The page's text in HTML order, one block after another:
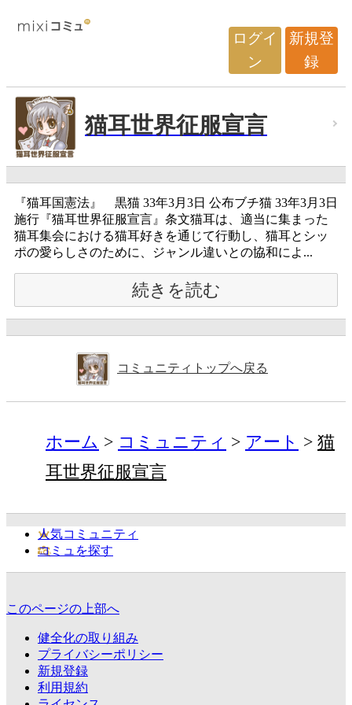
ログイ
ン
新規登
録
猫耳世界征服宣言
『猫耳国憲法』 黒猫 33年3月3日 公布ブチ猫 33年3月3日
施行『猫耳世界征服宣言』条文猫耳は、適当に集まった
猫耳集会における猫耳好きを通じて行動し、猫耳とシッ
ポの愛らしさのために、ジャンル違いとの協和によ...
続きを読む
コミュニティトップへ戻る
ホーム コミュニティ アート
猫
耳世界征服宣言
人気コミュニティ
コミュを探す
このページの上部へ
健全化の取り組み
プライバシーポリシー
新規登録
利用規約